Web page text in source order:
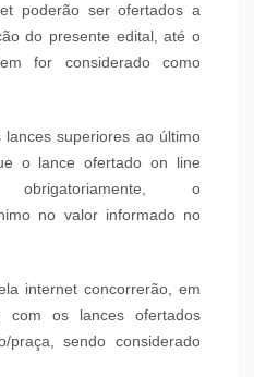
poderão ser ofertados a
do presente edital, até o
for considerado como
lances superiores ao último
o lance ofertado on line
o
no valor informado no
internet concorrerão, em
com os lances ofertados
praça, sendo considerado